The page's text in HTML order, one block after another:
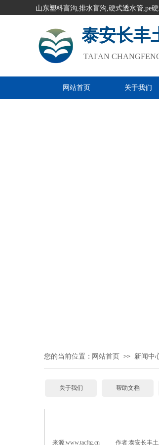
山东塑料盲沟,排水盲沟,硬式透水管,pe
泰安长丰
TAI'AN
网站首页 关于我们
网站首页 >> 新闻中
您的当前位置：
关于我们 帮助文档
来源:www.tacftg.cn 作者:泰安长丰